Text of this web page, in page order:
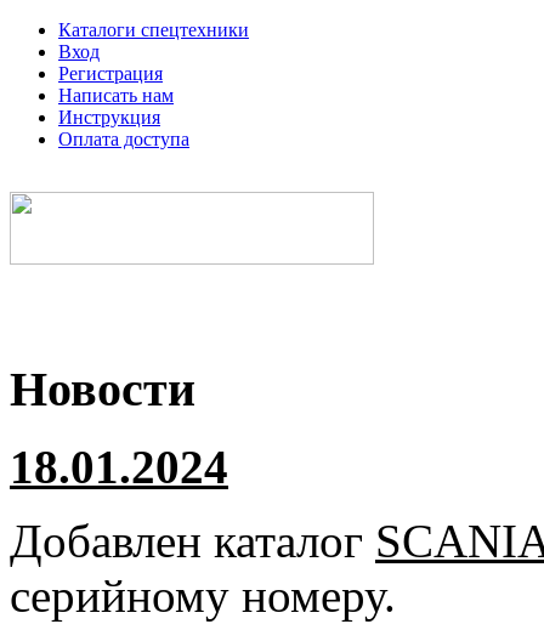
Каталоги спецтехники
Вход
Регистрация
Написать нам
Инструкция
Оплата доступа
Новости
18.01.2024
Добавлен каталог
серийному номеру.